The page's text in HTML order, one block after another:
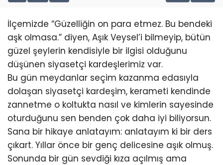
İlçemizde “Güzelliğin on para etmez. Bu bendeki
aşk olmasa.” diyen, Aşık Veysel’i bilmeyip, bütün
güzel şeylerin kendisiyle bir ilgisi olduğunu
düşünen siyasetçi kardeşlerimiz var.
Bu gün meydanlar seçim kazanma edasıyla
dolaşan siyasetçi kardeşim, kerameti kendinde
zannetme o koltukta nasıl ve kimlerin sayesinde
oturduğunu sen benden çok daha iyi biliyorsun.
Sana bir hikaye anlatayım: anlatayım ki bir ders
çıkart. Yıllar önce bir genç delicesine aşık olmuş.
Sonunda bir gün sevdiği kıza açılmış ama